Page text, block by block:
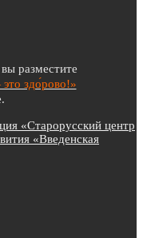
разместите
здо́рово!»
«Старорусский центр
«Введенская